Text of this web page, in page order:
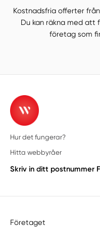
Kostnadsfria offerter
Du kan räkna med att
företag som
Hur det fungerar?
Hitta webbyråer
Skriv in ditt postnummer
Företaget